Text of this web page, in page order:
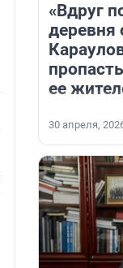
«Вдруг
деревня
ее
30 апреля,